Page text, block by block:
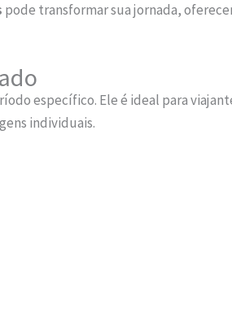
pode transformar sua jornada,
específico. Ele é ideal para
individuais.